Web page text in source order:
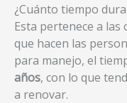
¿Cuánto tiempo
Esta pertenece a las
que hacen las
para manejo, el
años, con lo que
a renovar.